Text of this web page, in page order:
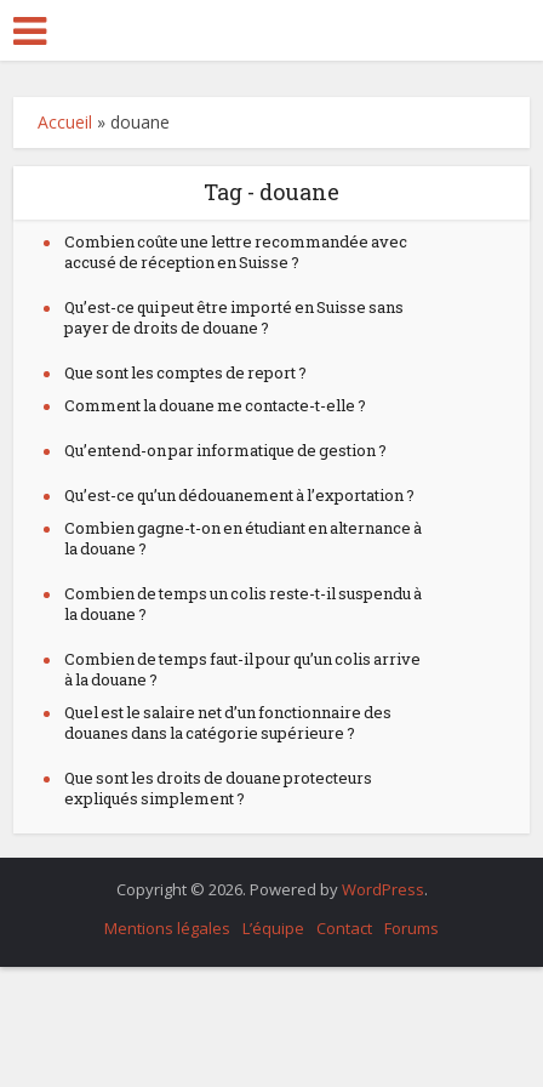
Accueil » douane
Tag - douane
Combien coûte une lettre recommandée avec
accusé de réception en Suisse ?
Qu’est-ce qui peut être importé en Suisse sans
payer de droits de douane ?
Que sont les comptes de report ?
Comment la douane me contacte-t-elle ?
Qu’entend-on par informatique de gestion ?
Qu’est-ce qu’un dédouanement à l’exportation ?
Combien gagne-t-on en étudiant en alternance à
la douane ?
Combien de temps un colis reste-t-il suspendu à
la douane ?
Combien de temps faut-il pour qu’un colis arrive
à la douane ?
Quel est le salaire net d’un fonctionnaire des
douanes dans la catégorie supérieure ?
Que sont les droits de douane protecteurs
expliqués simplement ?
Copyright © 2026. Powered byWordPress.
Mentions légales
L’équipe Contact Forums